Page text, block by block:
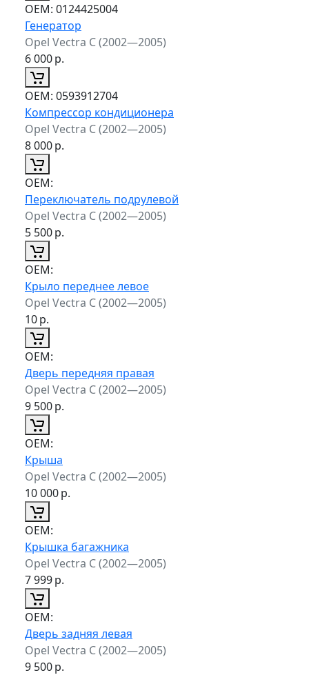
ОЕМ: 0124425004
Генератор
Opel Vectra C (2002—2005)
6 000р.
ОЕМ: 0593912704
Компрессор кондиционера
Opel Vectra C (2002—2005)
8 000р.
ОЕМ:
Переключатель подрулевой
Opel Vectra C (2002—2005)
5 500р.
ОЕМ:
Крыло переднее левое
Opel Vectra C (2002—2005)
10р.
ОЕМ:
Дверь передняя правая
Opel Vectra C (2002—2005)
9 500р.
ОЕМ:
Крыша
Opel Vectra C (2002—2005)
10 000р.
ОЕМ:
Крышка багажника
Opel Vectra C (2002—2005)
7 999р.
ОЕМ:
Дверь задняя левая
Opel Vectra C (2002—2005)
9 500р.